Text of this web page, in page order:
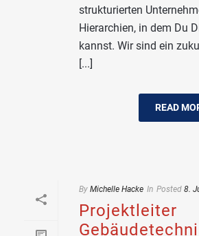
strukturierten
Hierarchien, in dem Du
kannst. Wir sind ein
[...]
READ
By Michelle Hacke In Posted 8.
Projektleiter